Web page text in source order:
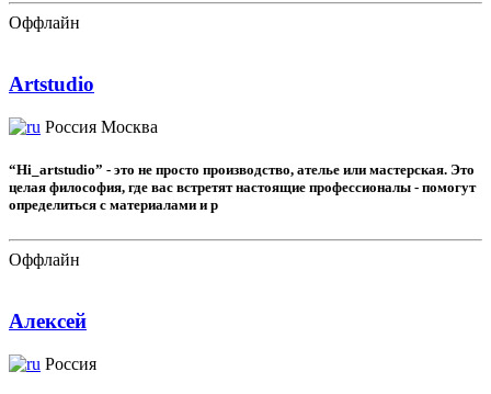
Оффлайн
Artstudio
Россия Москва
“Hi_artstudio” - это не просто производство, ателье или мастерская. Это
целая философия, где вас встретят настоящие профессионалы - помогут
определиться с материалами и р
Оффлайн
Алексей
Россия